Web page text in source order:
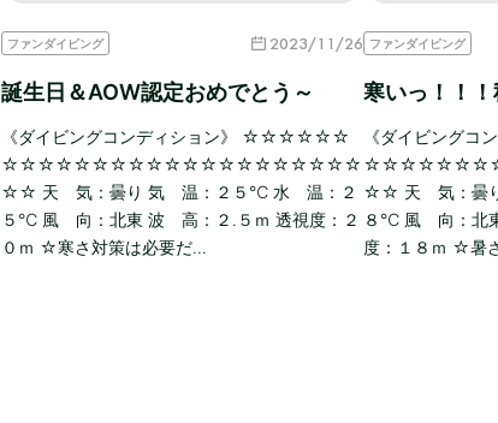
ファンダイビング 2023/11/26
誕生日＆AOW認定おめでとう～
《ダイビングコンディション》 ☆☆☆☆☆☆
☆☆☆☆☆☆☆☆☆☆☆☆☆☆☆☆☆☆☆☆
☆☆ 天 気：曇り 気 温：２５℃ 水 温：２
５℃ 風 向：北東 波 高：２.５ｍ 透視度：２
０ｍ ☆寒さ対策は必要だ…
ファンダイビング
寒いっ！！！
《ダイビング
☆☆ 天 気：曇
８℃ 風 向：北
度：１８ｍ ☆暑